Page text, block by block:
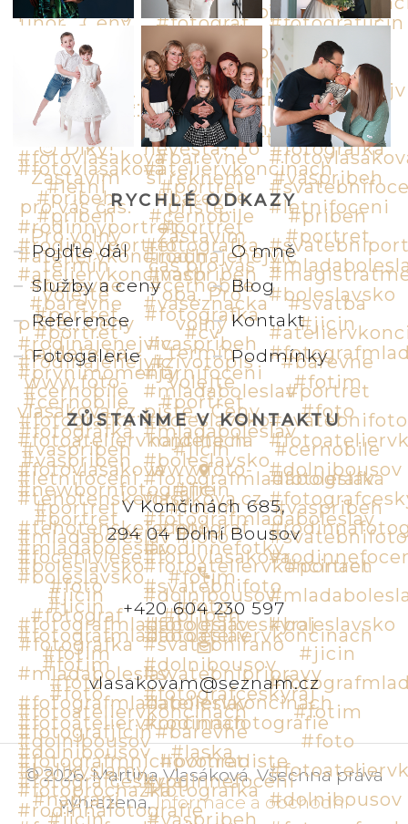
RYCHLÉ ODKAZY
Pojďte dál
Služby a ceny
Reference
Fotogalerie
O mně
Blog
Kontakt
Podmínky
ZŮSTAŇME V KONTAKTU
V Končinách 685,
294 04 Dolní Bousov
+420 604 230 597
vlasakovam@seznam.cz
©2026.Martina Vlasáková.Všechna práva
vyhrazena.Informace a obchodní